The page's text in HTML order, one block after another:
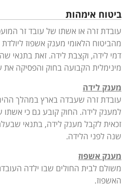
ביטוח אימהות
עובדת זרה או אשתו של עובד זר
מהביטוח הלאומי מענק אשפוז
דמי לידה, וקצבת לידה. זאת בתנאי
מינימלית הקבועה בחוק והפסיקה
מענק לידה
עובדת זרה שעבדה בארץ במהלך
למענק לידה. החוק קובע גם כי
זכאית לקבל מענק לידה, בתנאי
שנה לפני הלידה.
מענק אשפוז
משולם לבית החולים שבו ילדה
האשפוז.